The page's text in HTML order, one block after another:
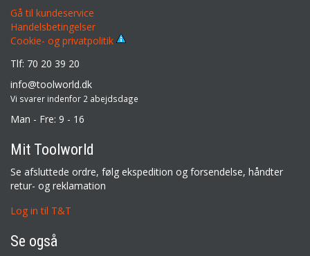
Gå til kundeservice
Handelsbetingelser
Cookie- og privatpolitik
Tlf: 70 20 39 20
info@toolworld.dk
Vi svarer indenfor 2 abejdsdage
Man - Fre: 9 - 16
Mit Toolworld
Se afsluttede ordre, følg ekspedition og forsendelse, håndter
retur- og reklamation
Log in til T&T
Se også